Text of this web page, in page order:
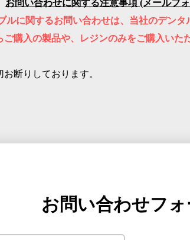
お問い合わせに関する​注意事項 (メールフ
ルに関するお問い合わせは、当社のデン
購入の製品や、レジンのみをご購入い
断りしております。
お問い合わせフ